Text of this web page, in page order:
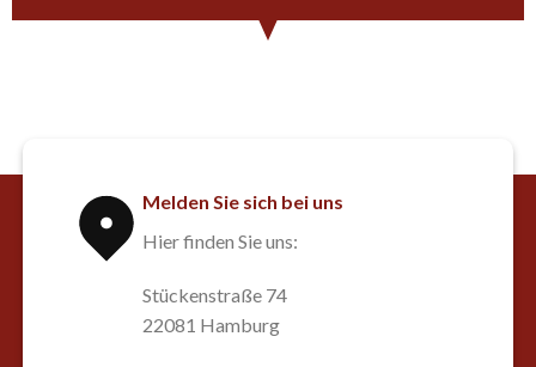
Melden Sie sich bei uns
Hier finden Sie uns:
Stückenstraße 74
22081 Hamburg